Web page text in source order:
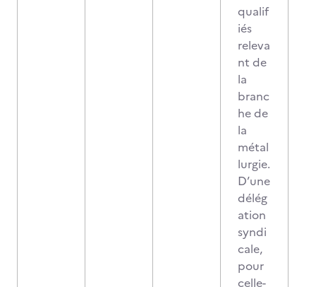
qualif
iés
releva
nt de
la
branc
he de
la
métal
lurgie.
D’une
délég
ation
syndi
cale,
pour
celle-